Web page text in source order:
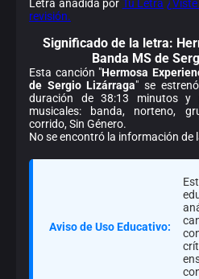
Letra añadida por Tu Letra
revisión.
Significado de la letra:
Banda MS de
Esta canción "Hermosa
de Sergio Lizárraga" se
duración de 38:13 minutos y
musicales: banda, norteno,
corrido, Sin Género.
No se encontró la información de
Aviso de Uso Educativo: